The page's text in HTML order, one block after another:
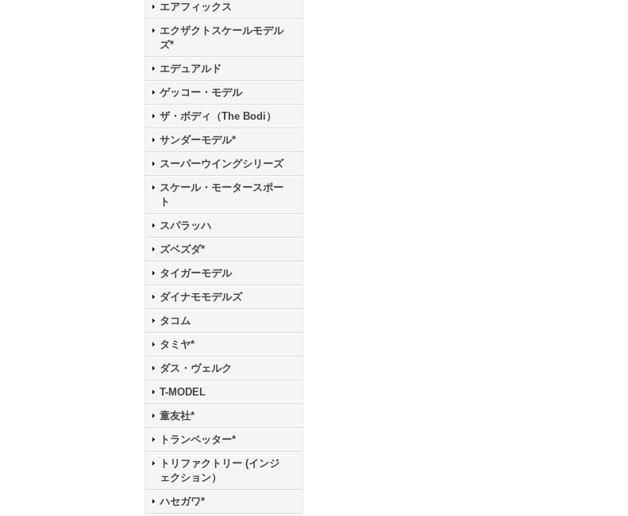
エアフィックス
エクザクトスケールモデル
ズ*
エデュアルド
ゲッコー・モデル
ザ・ボディ（The Bodi）
サンダーモデル*
スーパーウイングシリーズ
スケール・モータースポー
ト
スパラッハ
ズベズダ*
タイガーモデル
ダイナモモデルズ
タコム
タミヤ*
ダス・ヴェルク
T-MODEL
童友社*
トランペッター*
トリファクトリー (インジ
ェクション）
ハセガワ*